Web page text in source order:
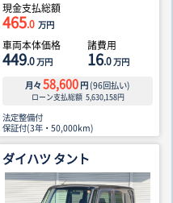
現金支払総額
465.0 万円
車両本体価格
449.0万円
諸費用
16.0万円
月々 58,600 円 (96回払い)
ローン支払総額 5,630,158円
法定整備付
保証付(3年・50,000km)
ダイハツ タント